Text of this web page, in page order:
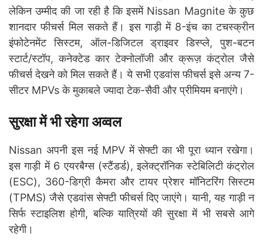
लेकिन उम्मीद की जा रही है कि इसमें Nissan Magnite के कुछ
शानदार फीचर्स मिल सकते हैं। इस गाड़ी में 8-इंच का टचस्क्रीन
इंफोटेनमेंट सिस्टम, ऑल-डिजिटल ड्राइवर डिस्प्ले, पुश-बटन
स्टार्ट/स्टॉप, कनेक्टेड कार टेक्नोलॉजी और क्रूज़ कंट्रोल जैसे
फीचर्स देखने को मिल सकते हैं। ये सभी एडवांस फीचर्स इसे अन्य 7-
सीटर MPVs के मुकाबले ज्यादा टेक-सैवी और प्रीमियम बनाएंगे।
सुरक्षा में भी रहेगा अव्वल
Nissan अपनी इस नई MPV में सेफ्टी का भी पूरा ध्यान रखेगा।
इस गाड़ी में 6 एयरबैग्स (स्टैंडर्ड), इलेक्ट्रॉनिक स्टेबिलिटी कंट्रोल
(ESC), 360-डिग्री कैमरा और टायर प्रेशर मॉनिटरिंग सिस्टम
(TPMS) जैसे एडवांस सेफ्टी फीचर्स दिए जाएंगे। यानी, यह गाड़ी न
सिर्फ स्टाइलिश होगी, बल्कि यात्रियों की सुरक्षा में भी सबसे आगे
रहेगी।